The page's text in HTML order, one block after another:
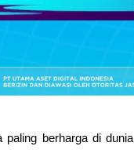
berharga di